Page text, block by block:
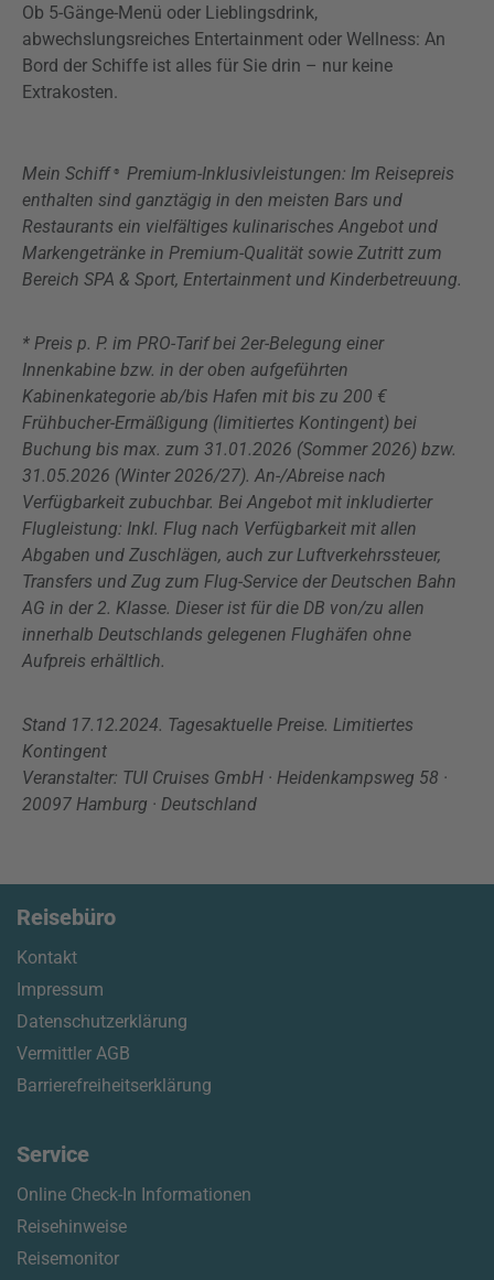
Ob 5-Gänge-Menü oder Lieblingsdrink,
abwechslungsreiches Entertainment oder Wellness: An
Bord der Schiffe ist alles für Sie drin – nur keine
Extrakosten.
Mein Schiff® Premium-Inklusivleistungen: Im Reisepreis
enthalten sind ganztägig in den meisten Bars und
Restaurants ein vielfältiges kulinarisches Angebot und
Markengetränke in Premium-Qualität sowie Zutritt zum
Bereich SPA & Sport, Entertainment und Kinderbetreuung.
* Preis p. P. im PRO-Tarif bei 2er-Belegung einer
Innenkabine bzw. in der oben aufgeführten
Kabinenkategorie ab/bis Hafen mit bis zu 200 €
Frühbucher-Ermäßigung (limitiertes Kontingent) bei
Buchung bis max. zum 31.01.2026 (Sommer 2026) bzw.
31.05.2026 (Winter 2026/27). An-/Abreise nach
Verfügbarkeit zubuchbar. Bei Angebot mit inkludierter
Flugleistung: Inkl. Flug nach Verfügbarkeit mit allen
Abgaben und Zuschlägen, auch zur Luftverkehrssteuer,
Transfers und Zug zum Flug-Service der Deutschen Bahn
AG in der 2. Klasse. Dieser ist für die DB von/zu allen
innerhalb Deutschlands gelegenen Flughäfen ohne
Aufpreis erhältlich.
Stand 17.12.2024. Tagesaktuelle Preise. Limitiertes
Kontingent
Veranstalter: TUI Cruises GmbH · Heidenkampsweg 58 ·
20097 Hamburg · Deutschland
Reisebüro
Kontakt
Impressum
Datenschutzerklärung
Vermittler AGB
Barrierefreiheitserklärung
Service
Online Check-In Informationen
Reisehinweise
Reisemonitor